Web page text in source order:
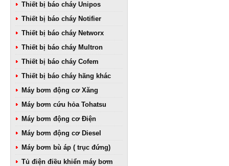
Thiết bị báo cháy Unipos
Thiết bị báo cháy Notifier
Thiết bị báo cháy Networx
Thiết bị báo cháy Multron
Thiết bị báo cháy Cofem
Thiết bị báo cháy hãng khác
Máy bơm động cơ Xăng
Máy bơm cứu hỏa Tohatsu
Máy bơm động cơ Điện
Máy bơm động cơ Diesel
Máy bơm bù áp ( trục đứng)
Tủ điện điều khiển máy bơm